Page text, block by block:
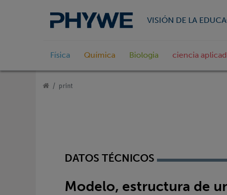
VISIÓN DE LA
Física Química Biologia ciencia
print
DATOS TÉCNICOS
Modelo, estructura de